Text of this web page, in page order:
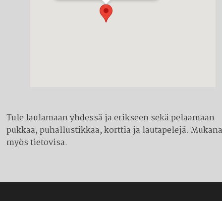
Tule laulamaan yhdessä ja erikseen sekä pelaamaan
pukkaa, puhallustikkaa, korttia ja lautapelejä.
myös tietovisa.